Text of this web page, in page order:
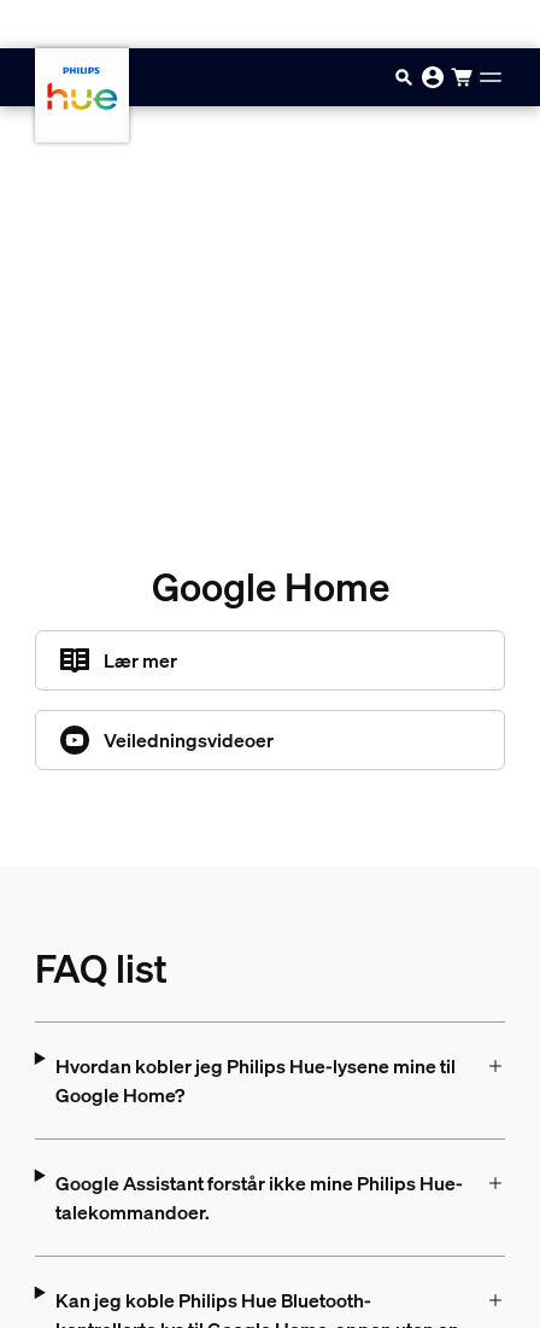
Google Home
Lær mer
Veiledningsvideoer
FAQ list
Hvordan kobler jeg Philips Hue-lysene mine til
Google Home?
Google Assistant forstår ikke mine Philips Hue-
talekommandoer.
Kan jeg koble Philips Hue Bluetooth-